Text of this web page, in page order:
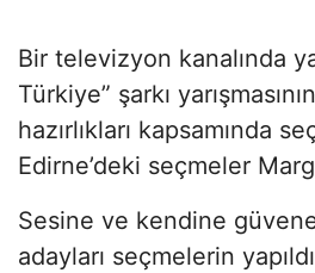
Bir televizyon kanalında
Türkiye” şarkı
hazırlıkları kapsamında
Edirne’deki seçmeler
Sesine ve kendine
adayları seçmelerin